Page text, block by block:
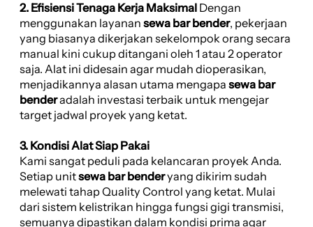
2. Efisiensi Tenaga Kerja Maksimal Dengan
menggunakan layanan sewa bar bender, pekerjaan
yang biasanya dikerjakan sekelompok orang secara
manual kini cukup ditangani oleh 1 atau 2 operator
saja. Alat ini didesain agar mudah dioperasikan,
menjadikannya alasan utama mengapa sewa bar
benderadalah investasi terbaik untuk mengejar
target jadwal proyek yang ketat.
3. Kondisi Alat Siap Pakai
Kami sangat peduli pada kelancaran proyek Anda.
Setiap unitsewa bar benderyang dikirim sudah
melewati tahap Quality Control yang ketat. Mulai
dari sistem kelistrikan hingga fungsi gigi transmisi,
semuanya dipastikan dalam kondisi prima agar